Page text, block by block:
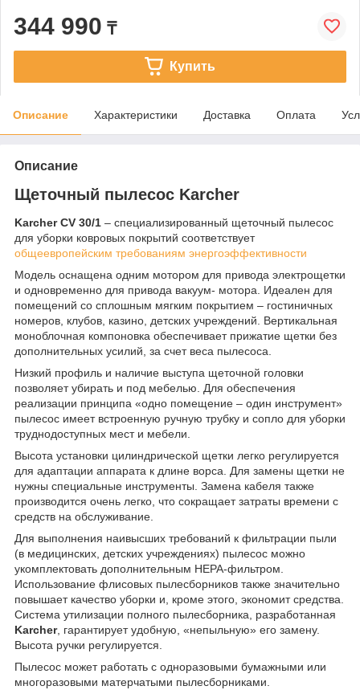
344 990 ₸
Купить
Описание Характеристики Доставка Оплата
Описание
Щеточный пылесос Karcher
Karcher CV 30/1 – специализированный щеточный пылесос
для уборки ковровых покрытий соответствует
общеевропейским требованиям энергоэффективности
Модель оснащена одним мотором для привода электрощетки
и одновременно для привода вакуум- мотора. Идеален для
помещений со сплошным мягким покрытием – гостиничных
номеров, клубов, казино, детских учреждений. Вертикальная
моноблочная компоновка обеспечивает прижатие щетки без
дополнительных усилий, за счет веса пылесоса.
Низкий профиль и наличие выступа щеточной головки
позволяет убирать и под мебелью. Для обеспечения
реализации принципа «одно помещение – один инструмент»
пылесос имеет встроенную ручную трубку и сопло для уборки
труднодоступных мест и мебели.
Высота установки цилиндрической щетки легко регулируется
для адаптации аппарата к длине ворса. Для замены щетки не
нужны специальные инструменты. Замена кабеля также
производится очень легко, что сокращает затраты времени с
средств на обслуживание.
Для выполнения наивысших требований к фильтрации пыли
(в медицинских, детских учреждениях) пылесос можно
укомплектовать дополнительным HEPA-фильтром.
Использование флисовых пылесборников также значительно
повышает качество уборки и, кроме этого, экономит средства.
Система утилизации полного пылесборника, разработанная
Karcher, гарантирует удобную, «непыльную» его замену.
Высота ручки регулируется.
Пылесос может работать с одноразовыми бумажными или
многоразовыми матерчатыми пылесборниками.